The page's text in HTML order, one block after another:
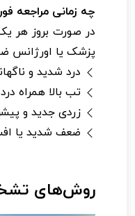
چه زمانی مراجعه
در صورت بروز هر
پزشک یا اورژانس
درد شدید و
تب بالا همراه
زردی جدید و
ضعف شدید یا
روش‌های